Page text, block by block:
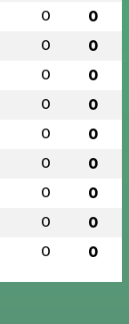
0 0
0 0
0 0
0 0
0 0
0 0
0 0
0 0
0 0